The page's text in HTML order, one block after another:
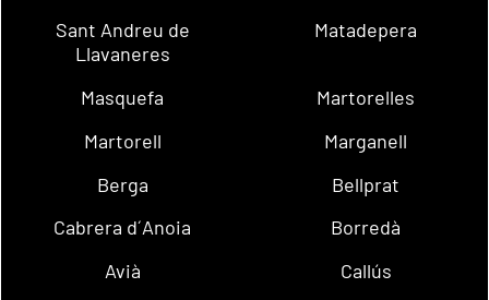
Sant Andreu de
Llavaneres
Matadepera
Masquefa
Martorelles
Martorell
Marganell
Berga
Bellprat
Cabrera d´Anoia
Borredà
Avià
Callús